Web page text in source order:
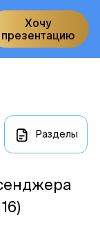
Хочу
презентацию
Разделы